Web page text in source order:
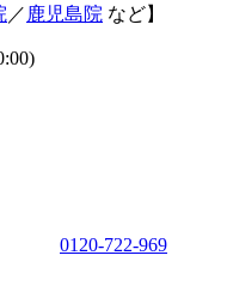
／ 鹿児島院 など】
0120-722-969